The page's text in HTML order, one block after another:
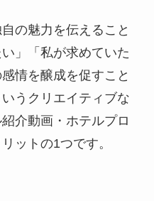
の魅力を伝えること
」「私が求めていた
情を醸成を促すこと
うクリエイティブな
介動画・ホテルプロ
ットの1つです。